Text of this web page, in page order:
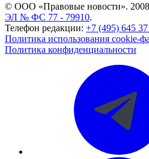
© ООО «Правовые новости».
ЭЛ № ФС 77 - 79910.
Телефон редакции: +7 (495) 645
Политика использования cookie-
Политика конфиденциальности